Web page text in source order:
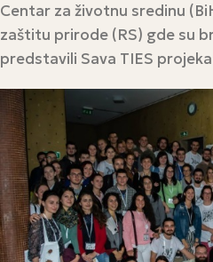
Centar za životnu sredinu
zaštitu prirode (RS) gde su
predstavili Sava TIES